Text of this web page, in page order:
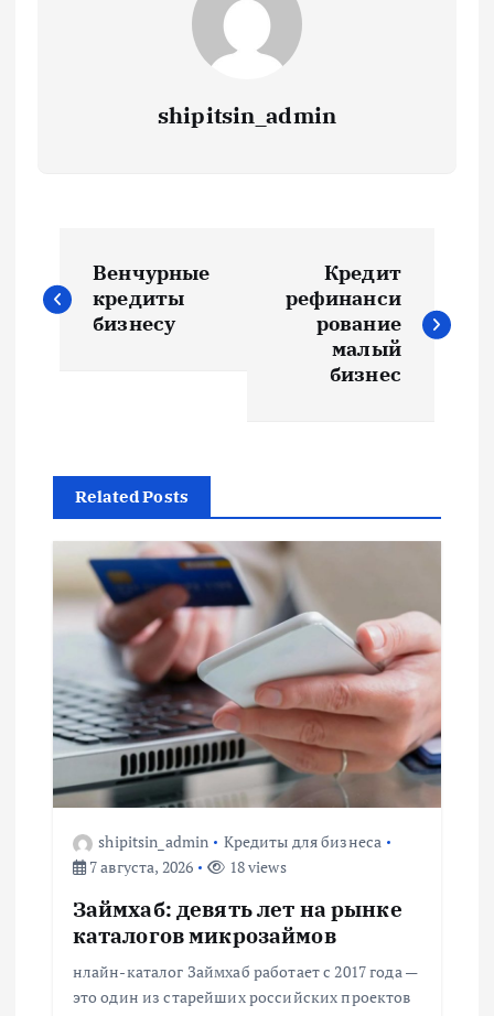
shipitsin_admin
а
г
а
ц
и
я
п
о
Венчурные
кредиты
бизнесу
Кредит
рефинанси
рование
малый
бизнес
Related Posts
shipitsin_admin
Кредиты для бизнеса
7 августа, 2026
18 views
Займхаб: девять лет на рынке
каталогов микрозаймов
нлайн-каталог Займхаб работает с 2017 года —
это один из старейших российских проектов